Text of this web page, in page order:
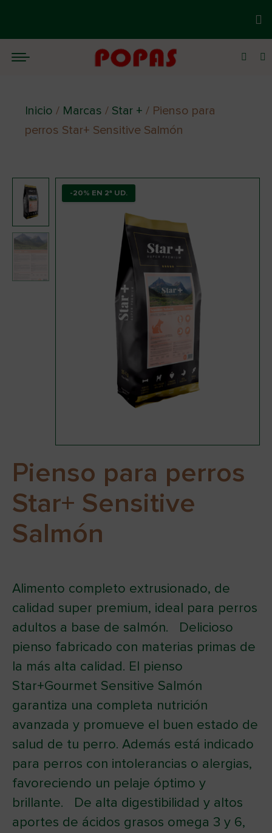
You are here:
Inicio / Marcas / Star + / Pienso para
perros Star+ Sensitive Salmón
-20% EN 2ª UD.
Pienso para perros
Star+ Sensitive
Salmón
Alimento completo extrusionado, de
calidad super premium, ideal para perros
adultos a base de salmón. Delicioso
pienso fabricado con materias primas de
la más alta calidad. El pienso
Star+Gourmet Sensitive Salmón
garantiza una completa nutrición
avanzada y promueve el buen estado de
salud de tu perro. Además está indicado
para perros con intolerancias o alergias,
favoreciendo un pelaje óptimo y
brillante. De alta digestibilidad y altos
aportes de ácidos grasos omega 3 y 6,